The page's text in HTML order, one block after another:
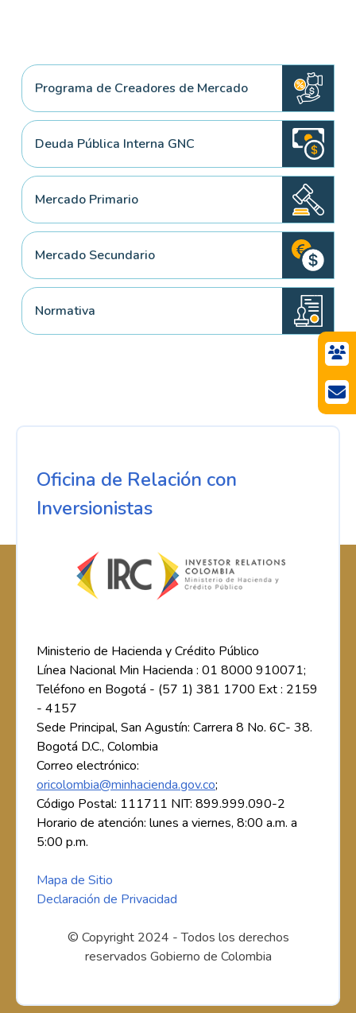
Programa de Creadores de Mercado
Deuda Pública Interna GNC
Mercado Primario
Mercado Secundario
Normativa
Oficina de Relación con
Inversionistas
Ministerio de Hacienda y Crédito Público
Línea Nacional Min Hacienda : 01 8000 910071;
Teléfono en Bogotá - (57 1) 381 1700 Ext : 2159
- 4157
Sede Principal, San Agustín: Carrera 8 No. 6C- 38.
Bogotá D.C., Colombia
Correo electrónico:
oricolombia@minhacienda.gov.co;
Código Postal: 111711 NIT: 899.999.090-2
Horario de atención: lunes a viernes, 8:00 a.m. a
5:00 p.m.
Mapa de Sitio
Declaración de Privacidad
© Copyright 2024 - Todos los derechos
reservados Gobierno de Colombia